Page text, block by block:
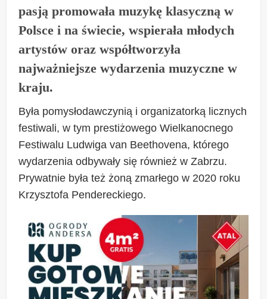
pasją promowała muzykę klasyczną w
Polsce i na świecie, wspierała młodych
artystów oraz współtworzyła
najważniejsze wydarzenia muzyczne w
kraju.
Była pomysłodawczynią i organizatorką licznych
festiwali, w tym prestiżowego Wielkanocnego
Festiwalu Ludwiga van Beethovena, którego
wydarzenia odbywały się również w Zabrzu.
Prywatnie była też żoną zmarłego w 2020 roku
Krzysztofa Pendereckiego.